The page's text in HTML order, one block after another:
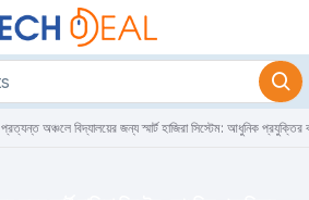
প্রত্যন্ত অঞ্চলে বিদ্যালয়ের জন্য স্মার্ট হাজিরা সিস্টেম: আধুনিক